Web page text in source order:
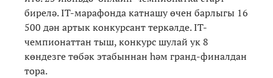
бирелә. IT-марафонда катнашу өчен барлыгы 16
500 дән артык конкурсант теркәлде. IT-
чемпионаттан тыш, конкурс шулай ук 8
көндезге төбәк этабыннан һәм гранд-финалдан
тора.